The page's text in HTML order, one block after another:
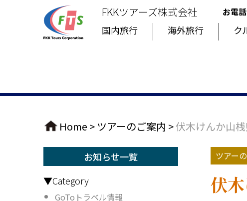
FKKツアーズ株式会社 お電
国内旅行 海外旅行 ク
Home > ツアーのご案内 >伏木けんか山
お知らせ一覧
▼Category
GoToトラベル情報
ツアー
伏